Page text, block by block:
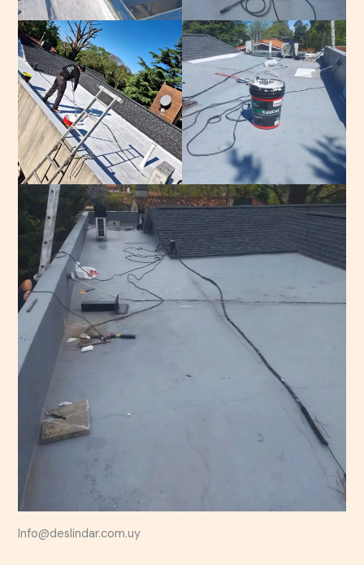
Info@deslindar.com.uy